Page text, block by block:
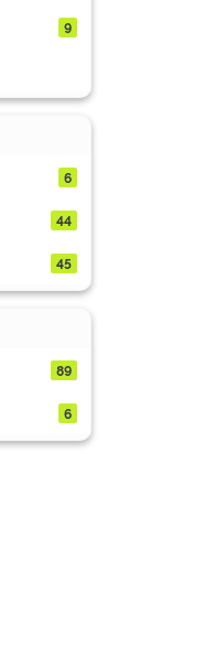
9
6
44
45
89
6